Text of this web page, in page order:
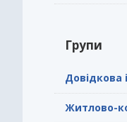
Групи
Довідкова
Житлово-